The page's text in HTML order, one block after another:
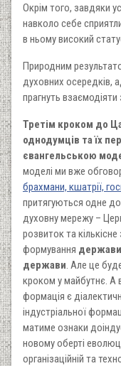
Окрім того, завдяки
навколо себе
в ньому високий
Природним
духовних осередків,
прагнуть взаємодіяти
Третім кроком до
однодумців та їх
євангельською
моделі ми вже
брахмани, кшатрії,
притягуються одне
духовну мережу –
розвитокта
формування
держави. Але це
кроком у майбутнє. А
формація є
індустріальної
матиме ознаки
новому оберті
організаційній та